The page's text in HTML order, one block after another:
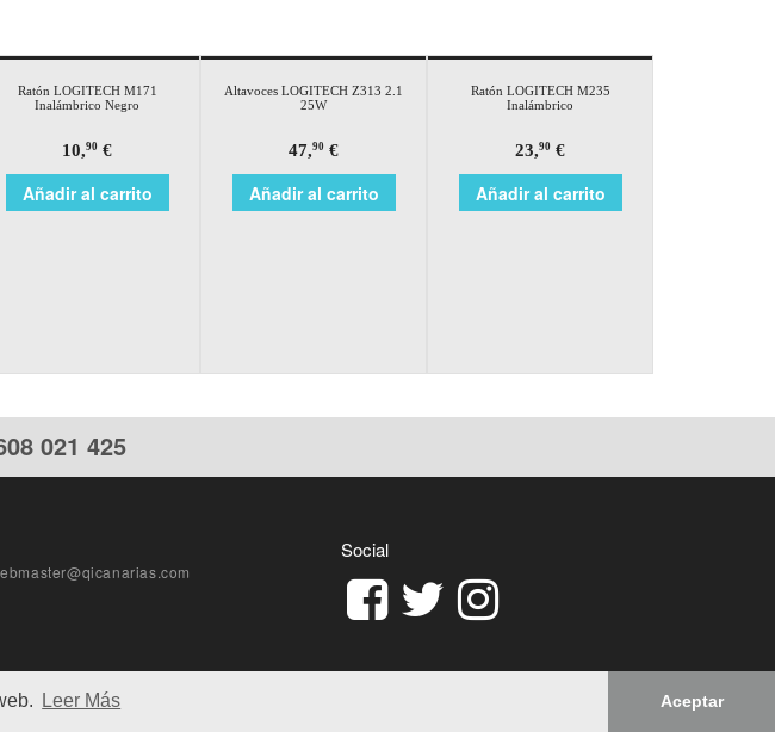
Leer Más Aceptar
Ratón LOGITECH M171
Inalámbrico Negro
10,90 €
Añadir al carrito
Altavoces LOGITECH Z313 2.1
25W
47,90 €
Añadir al carrito
Ratón LOGITECH M235
Inalámbrico
23,90 €
Añadir al carrito
021 425
Social